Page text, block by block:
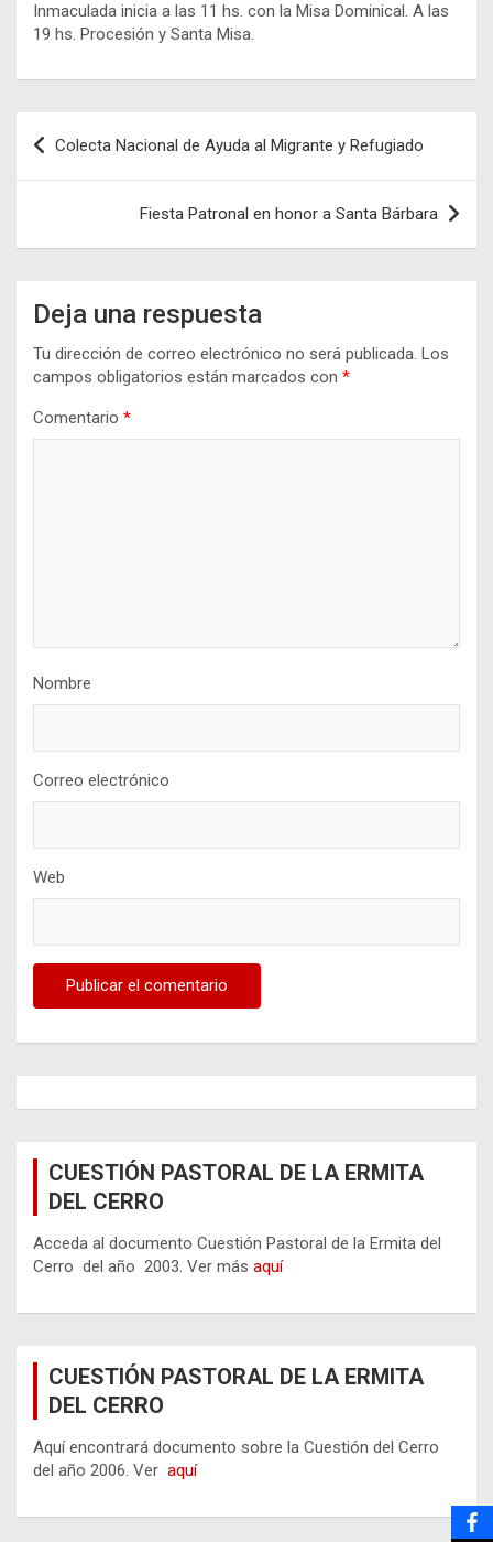
Inmaculada inicia a las 11 hs. con la Misa Dominical. A las
19 hs. Procesión y Santa Misa.
Navegación
de
Colecta Nacional de Ayuda al Migrante y Refugiado
Fiesta Patronal en honor a Santa Bárbara
Deja una respuesta
Tu dirección de correo electrónico no será publicada. Los
campos obligatorios están marcados con *
Comentario *
Nombre
Correo electrónico
Web
CUESTIÓN PASTORAL DE LA ERMITA
DEL CERRO
Acceda al documento Cuestión Pastoral de la Ermita del
Cerro del año 2003. Ver más aquí
CUESTIÓN PASTORAL DE LA ERMITA
DEL CERRO
Aquí encontrará documento sobre la Cuestión del Cerro
del año 2006. Ver aquí